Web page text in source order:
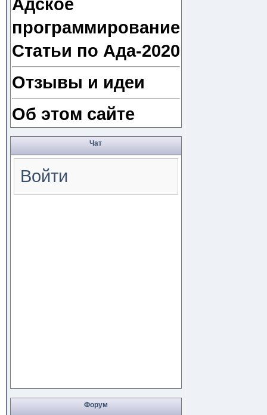
Адское
программирование
Статьи по Ада-2020
Отзывы и идеи
Об этом сайте
Чат
Войти
Форум